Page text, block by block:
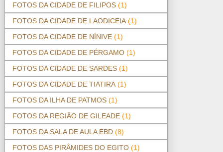
FOTOS DA CIDADE DE FILIPOS (1)
FOTOS DA CIDADE DE LAODICEIA (1)
FOTOS DA CIDADE DE NÍNIVE (1)
FOTOS DA CIDADE DE PÉRGAMO (1)
FOTOS DA CIDADE DE SARDES (1)
FOTOS DA CIDADE DE TIATIRA (1)
FOTOS DA ILHA DE PATMOS (1)
FOTOS DA REGIÃO DE GILEADE (1)
FOTOS DA SALA DE AULA EBD (8)
FOTOS DAS PIRÂMIDES DO EGITO (1)